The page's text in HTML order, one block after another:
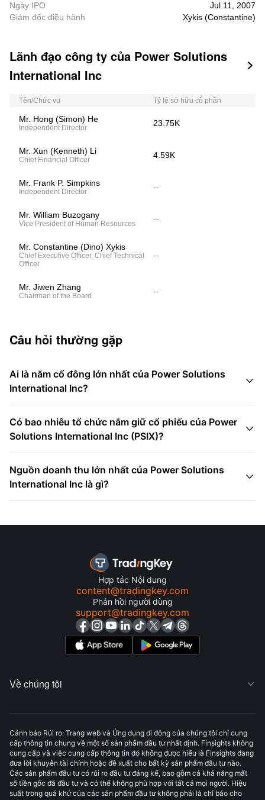
Ngày IPO
Jul 11, 2007
Giám đốc điều hành
Xykis (Constantine)
Lãnh đạo công ty của Power Solutions
International Inc

Tên/Chức vụ Tỷ lệ sở hữu cổ phần
Mr. Hong (Simon) He
Independent Director 23.75K
Mr. Xun (Kenneth) Li
Chief Financial Officer 4.59K
Mr. Frank P. Simpkins
Independent Director --
Mr. William Buzogany
Vice President of Human Resources --
Mr. Constantine (Dino) Xykis
Chief Executive Officer, Chief Technical
Officer
--
Mr. Jiwen Zhang
Chairman of the Board --
Câu hỏi thường gặp
Ai là năm cổ đông lớn nhất của Power Solutions
International Inc?

Có bao nhiêu tổ chức nắm giữ cổ phiếu của Power
Solutions International Inc (PSIX)?

Nguồn doanh thu lớn nhất của Power Solutions
International Inc là gì?

Hợp tác Nội dung
content@tradingkey.com
Phản hồi người dùng
support@tradingkey.com
Về chúng tôi 
Cảnh báo Rủi ro: Trang web và Ứng dụng di động của chúng tôi chỉ cung
cấp thông tin chung về một số sản phẩm đầu tư nhất định. Finsights không
cung cấp và việc cung cấp thông tin đó không được hiểu là Finsights đang
đưa lời khuyên tài chính hoặc đề xuất cho bất kỳ sản phẩm đầu tư nào.
Các sản phẩm đầu tư có rủi ro đầu tư đáng kể, bao gồm cả khả năng mất
số tiền gốc đã đầu tư và có thể không phù hợp với tất cả mọi người. Hiệu
suất trong quá khứ của các sản phẩm đầu tư không phải là chỉ báo cho